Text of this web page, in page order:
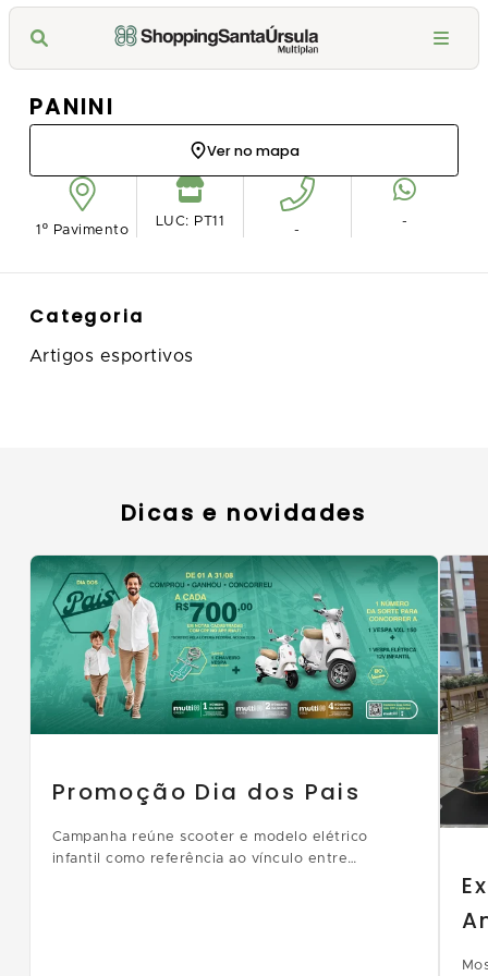
PANINI
Ver no mapa
1º Pavimento
LUC: PT11
-
-
Categoria
Artigos esportivos
Dicas e novidades
Promoção Dia dos Pais
Campanha reúne scooter e modelo elétrico
infantil como referência ao vínculo entre